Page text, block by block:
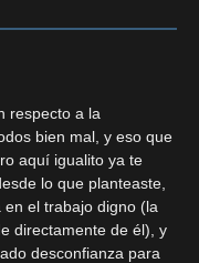
respecto a la
bien mal, y eso que
aquí igualito ya te
lo que planteaste,
el trabajo digno (la
directamente de él), y
desconfianza para